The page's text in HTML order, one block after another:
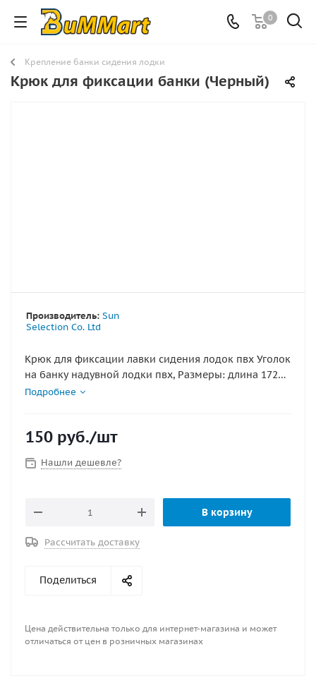
0
Крепление банки сидения лодки
Крюк для фиксации банки (Черный)
Производитель: Sun
Selection Co. Ltd
Крюк для фиксации лавки сидения лодок пвх Уголок
на банку надувной лодки пвх, Размеры: длина 172
мм., ширина 59 мм., угол 40 градусов. Диаметр
Подробнее
150 руб./шт
Нашли дешевле?
В корзину
Рассчитать доставку
Поделиться
Цена действительна только для интернет-магазина и может
отличаться от цен в розничных магазинах